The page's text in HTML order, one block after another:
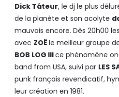
Dick Tâteur, le dj le plus
de la planète et son acolyte
mauvais encore. Dès 20h00
avec ZOË le meilleur groupe
BOB LOG IIIce phénomène
band from USA, suivi par LES
punk français revendicatif,
leur création en 1981.